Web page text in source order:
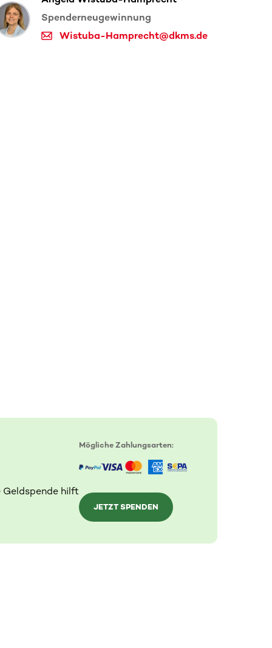
Spenderneugewinnung
Wistuba-Hamprecht@dkms.de
Geldspende hilft
Mögliche Zahlungsarten:
JETZT SPENDEN